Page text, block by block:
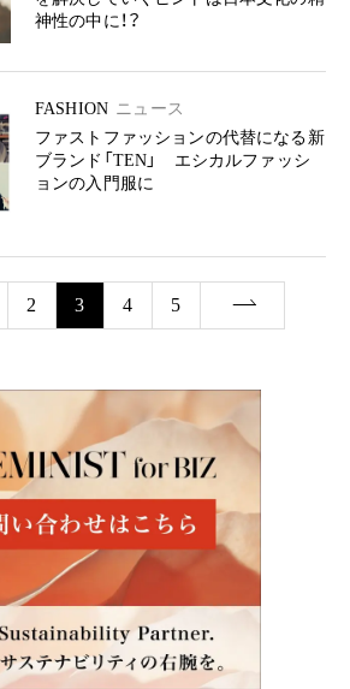
神性の中に！？
FASHION ニュース
ファストファッションの代替になる新
ブランド「TEN」 エシカルファッシ
ョンの入門服に
2 3 4 5